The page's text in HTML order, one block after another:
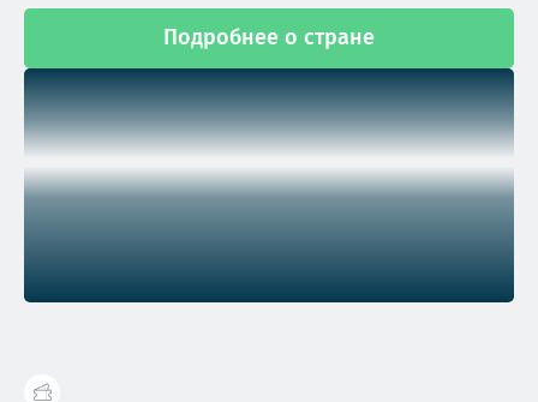
Подробнее о стране